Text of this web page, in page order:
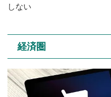
しない
経済圏